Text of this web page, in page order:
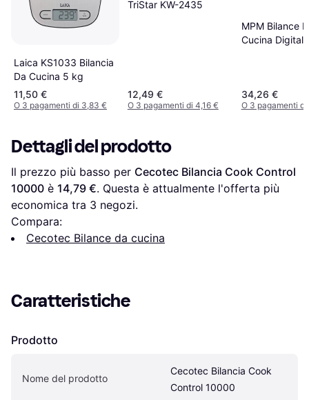
Laica KS1033 Bilancia
Da Cucina 5 kg
11,50 €
O 3 pagamenti di 3,83 €
TriStar KW-2435
12,49 €
O 3 pagamenti di 4,16 €
MPM Bilance
Cucina Digitale
34,26 €
O 3 pagamenti di
Dettagli del prodotto
Il prezzo più basso per Cecotec Bilancia Cook Control
10000 è 14,79 €. Questa è attualmente l'offerta più
economica tra 3 negozi.
Compara:
Cecotec Bilance da cucina
Caratteristiche
Prodotto
Nome del prodotto
Cecotec Bilancia Cook
Control 10000